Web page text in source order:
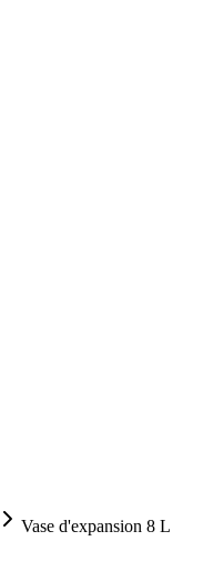
Vase d'expansion 8 L